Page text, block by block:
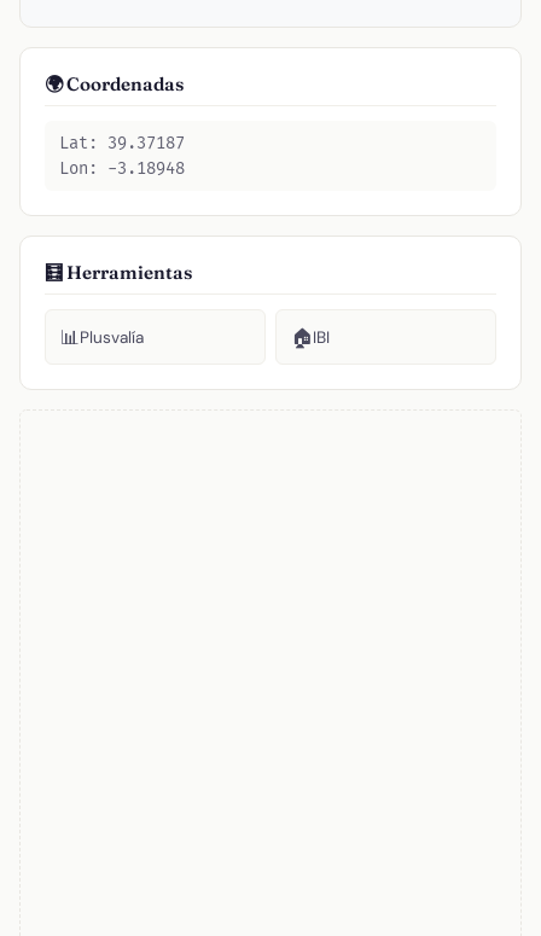
🌍 Coordenadas
Lat: 39.37187
Lon: -3.18948
🧮 Herramientas
📊Plusvalía 🏠IBI